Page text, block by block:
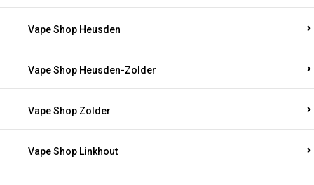
Vape Shop Heusden
Vape Shop Heusden-Zolder
Vape Shop Zolder
Vape Shop Linkhout